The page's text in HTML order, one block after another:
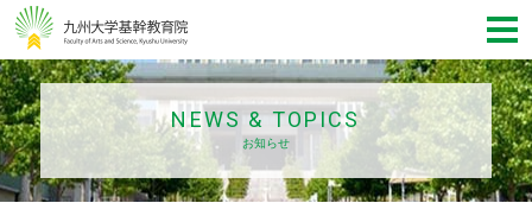
NEWS & TOPICS
お知らせ